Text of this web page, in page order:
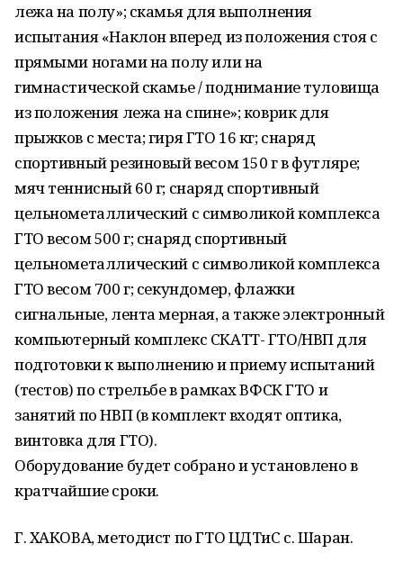
лежа на полу»; скамья для выполнения
испытания «Наклон вперед из положения стоя с
прямыми ногами на полу или на
гимнастической скамье / поднимание туловища
из положения лежа на спине»; коврик для
прыжков с места; гиря ГТО 16 кг; снаряд
спортивный резиновый весом 150 г в футляре;
мяч теннисный 60 г; снаряд спортивный
цельнометаллический с символикой комплекса
ГТО весом 500 г; снаряд спортивный
цельнометаллический с символикой комплекса
ГТО весом 700 г; секундомер, флажки
сигнальные, лента мерная, а также электронный
компьютерный комплекс СКАТТ- ГТО/НВП для
подготовки к выполнению и приему испытаний
(тестов) по стрельбе в рамках ВФСК ГТО и
занятий по НВП (в комплект входят оптика,
винтовка для ГТО).
Оборудование будет собрано и установлено в
кратчайшие сроки.
Г. ХАКОВА, методист по ГТО ЦДТиС с. Шаран.